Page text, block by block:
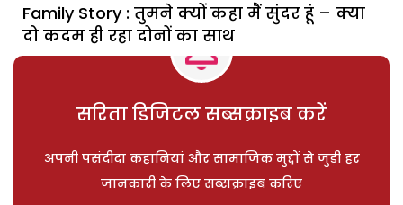
Family Story : तुमने क्यों कहा मैं सुंदर हूं – क्या
दो कदम ही रहा दोनों का साथ
सरिता डिजिटल सब्सक्राइब करें
अपनी पसंदीदा कहानियां और सामाजिक मुद्दों से जुड़ी हर
जानकारी के लिए सब्सक्राइब करिए